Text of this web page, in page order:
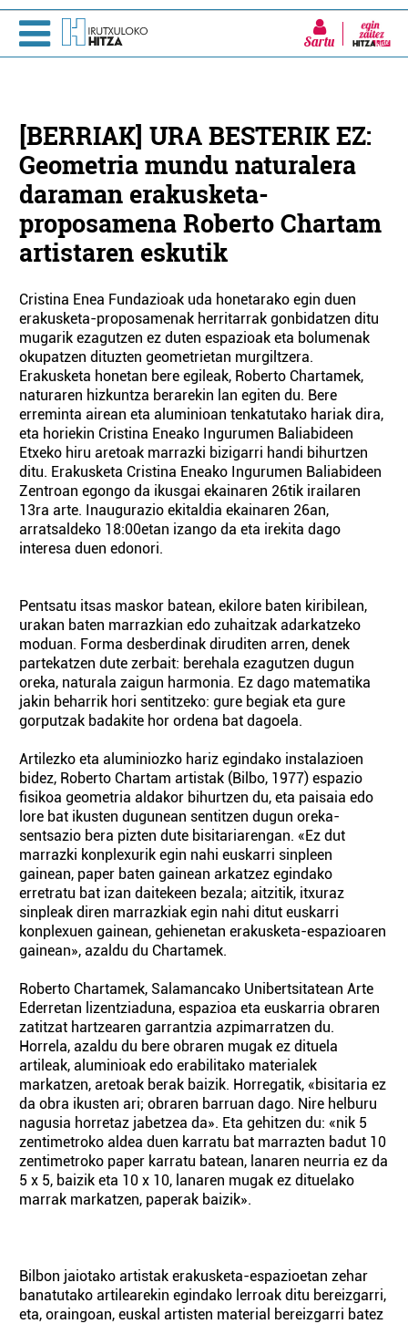
Sartu
[BERRIAK] URA BESTERIK EZ:
Geometria mundu naturalera
daraman erakusketa-
proposamena Roberto Chartam
artistaren eskutik
Cristina Enea Fundazioak uda honetarako egin duen
erakusketa-proposamenak herritarrak gonbidatzen ditu
mugarik ezagutzen ez duten espazioak eta bolumenak
okupatzen dituzten geometrietan murgiltzera.
Erakusketa honetan bere egileak, Roberto Chartamek,
naturaren hizkuntza berarekin lan egiten du. Bere
erreminta airean eta aluminioan tenkatutako hariak dira,
eta horiekin Cristina Eneako Ingurumen Baliabideen
Etxeko hiru aretoak marrazki bizigarri handi bihurtzen
ditu. Erakusketa Cristina Eneako Ingurumen Baliabideen
Zentroan egongo da ikusgai ekainaren 26tik irailaren
13ra arte. Inaugurazio ekitaldia ekainaren 26an,
arratsaldeko 18:00etan izango da eta irekita dago
interesa duen edonori.
Pentsatu itsas maskor batean, ekilore baten kiribilean,
urakan baten marrazkian edo zuhaitzak adarkatzeko
moduan. Forma desberdinak diruditen arren, denek
partekatzen dute zerbait: berehala ezagutzen dugun
oreka, naturala zaigun harmonia. Ez dago matematika
jakin beharrik hori sentitzeko: gure begiak eta gure
gorputzak badakite hor ordena bat dagoela.
Artilezko eta aluminiozko hariz egindako instalazioen
bidez, Roberto Chartam artistak (Bilbo, 1977) espazio
fisikoa geometria aldakor bihurtzen du, eta paisaia edo
lore bat ikusten dugunean sentitzen dugun oreka-
sentsazio bera pizten dute bisitariarengan. «Ez dut
marrazki konplexurik egin nahi euskarri sinpleen
gainean, paper baten gainean arkatzez egindako
erretratu bat izan daitekeen bezala; aitzitik, itxuraz
sinpleak diren marrazkiak egin nahi ditut euskarri
konplexuen gainean, gehienetan erakusketa-espazioaren
gainean», azaldu du Chartamek.
Roberto Chartamek, Salamancako Unibertsitatean Arte
Ederretan lizentziaduna, espazioa eta euskarria obraren
zatitzat hartzearen garrantzia azpimarratzen du.
Horrela, azaldu du bere obraren mugak ez dituela
artileak, aluminioak edo erabilitako materialek
markatzen, aretoak berak baizik. Horregatik, «bisitaria ez
da obra ikusten ari; obraren barruan dago. Nire helburu
nagusia horretaz jabetzea da». Eta gehitzen du: «nik 5
zentimetroko aldea duen karratu bat marrazten badut 10
zentimetroko paper karratu batean, lanaren neurria ez da
5 x 5, baizik eta 10 x 10, lanaren mugak ez dituelako
marrak markatzen, paperak baizik».
Bilbon jaiotako artistak erakusketa-espazioetan zehar
banatutako artilearekin egindako lerroak ditu bereizgarri,
eta, oraingoan, euskal artisten material bereizgarri batez